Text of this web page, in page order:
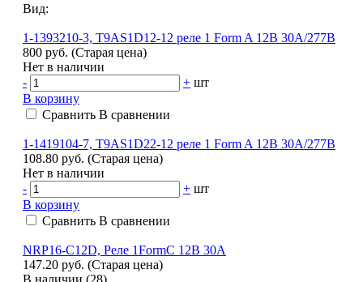
Вид:
1-1393210-3, T9AS1D12-12 реле 1 Form A 12В 30А/277В
800 руб. (Старая цена)
Нет в наличии
-
+ шт
В корзину
Сравнить В сравнении
1-1419104-7, T9AS1D22-12 реле 1 Form A 12В 30А/277В
108.80 руб. (Старая цена)
Нет в наличии
-
+ шт
В корзину
Сравнить В сравнении
NRP16-C12D, Реле 1FormC 12В 30A
147.20 руб. (Старая цена)
В наличии (28)